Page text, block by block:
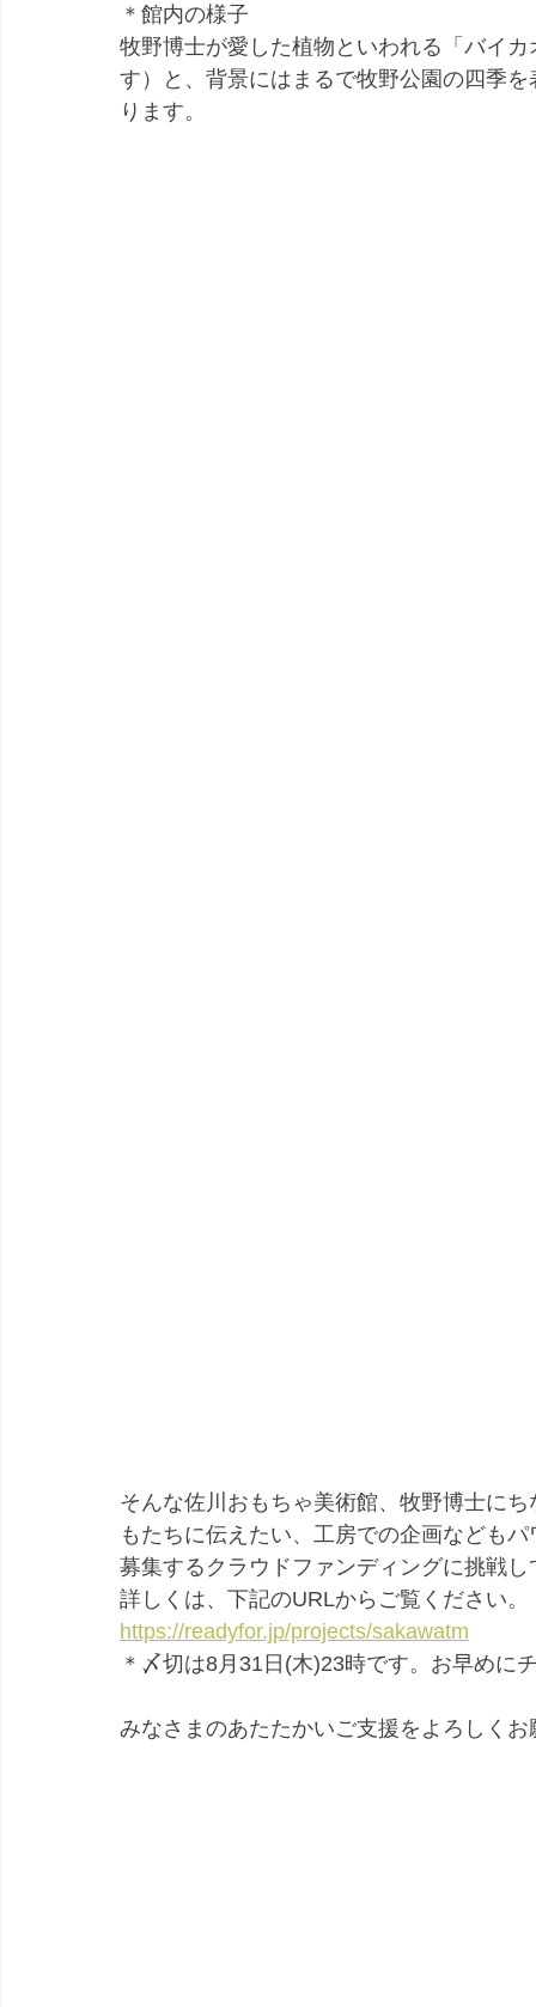
＊館内の様子
牧野博士が愛した植物といわれる「バイ
す）と、背景にはまるで牧野公園の四季
ります。
そんな佐川おもちゃ美術館、牧野博士に
もたちに伝えたい、工房での企画なども
募集するクラウドファンディングに挑戦し
詳しくは、下記のURLからご覧ください。
https://readyfor.jp/projects/sakawatm
＊〆切は8月31日(木)23時です。お早めに
みなさまのあたたかいご支援をよろしく